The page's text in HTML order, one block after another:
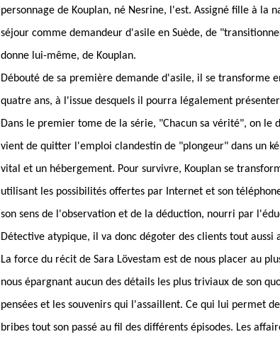
personnage de Kouplan, né Nesrine, l'est. Assigné fille à la
séjour comme demandeur d'asile en Suède, de
donne lui-même, de Kouplan.
Débouté de sa première demande d'asile, il se transforme
quatre ans, à l'issue desquels il pourra légalement
Dans le premier tome de la série, "Chacun sa vérité", on le
vient de quitter l'emploi clandestin de "plongeur" dans un
vital et un hébergement. Pour survivre, Kouplan se
utilisant les possibilités offertes par Internet et son
son sens de l'observation et de la déduction, nourri par
Détective atypique, il va donc dégoter des clients tout aussi
La force du récit de Sara Lövestam est de nous placer au
nous épargnant aucun des détails les plus triviaux de son
pensées et les souvenirs qui l'assaillent. Ce qui lui permet
bribes tout son passé au fil des différents épisodes. Les